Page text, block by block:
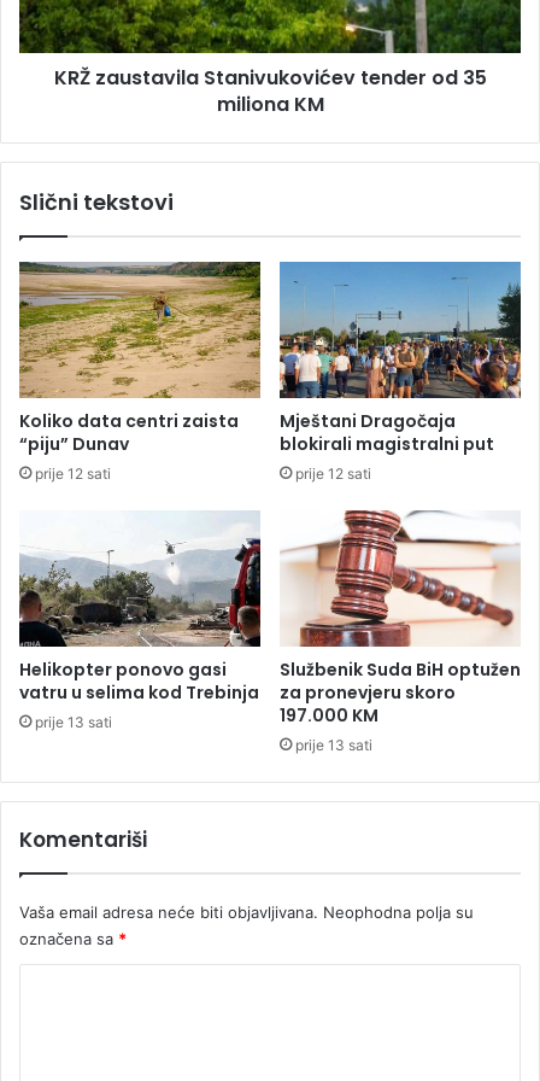
j
e
i
o
n
a
t
a
t
i
v
u
k
o
i
e
e
n
d
e
m
l
n
a
K
KRŽ zaustavila Stanivukovićev tender od 35
miliona KM
Slični tekstovi
Koliko data centri zaista
“piju” Dunav
prije 12 sati
Mještani Dragočaja
blokirali magistralni put
prije 12 sati
Helikopter ponovo gasi
vatru u selima kod Trebinja
prije 13 sati
Službenik Suda BiH optužen
za pronevjeru skoro
197.000 KM
prije 13 sati
Komentariši
Vaša email adresa neće biti objavljivana. Neophodna polja su
označena sa *